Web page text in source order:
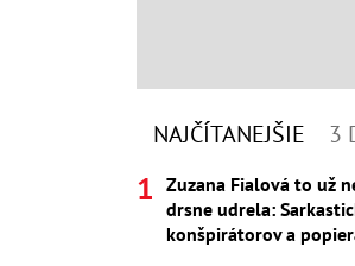
NAJČÍTANEJŠIE 3
Zuzana Fialová to už
drsne udrela:
konšpirátorov a